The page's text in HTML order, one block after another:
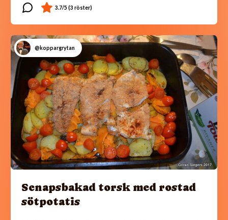
@koppargrytan
Senapsbakad torsk med rostad
sötpotatis